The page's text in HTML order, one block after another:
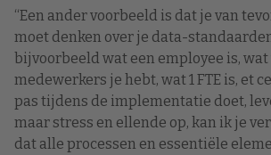
“Een ander voorbeeld is dat je van
moet denken over je data-
bijvoorbeeld wat een employee is, wat
medewerkers je hebt, wat 1 FTE is, et
pas tijdens de implementatie doet,
maar stress en ellende op, kan ik je
dat alle processen en essentiële